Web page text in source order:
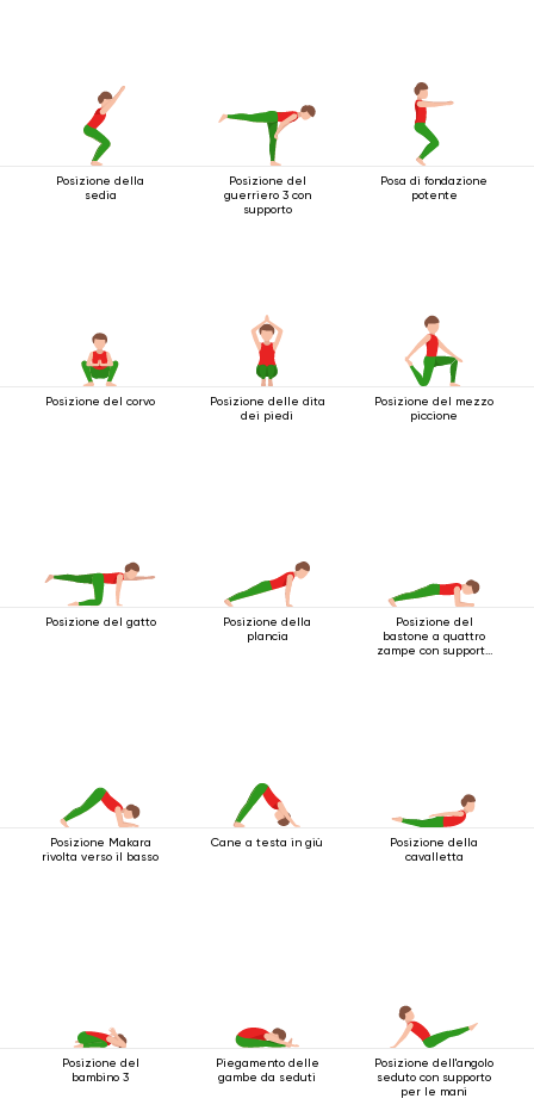
Posizione della
sedia
Posizione del
guerriero 3 con
supporto
Posa di fondazione
potente
Posizione del corvo
Posizione delle dita
dei piedi
Posizione del mezzo
piccione
Posizione del gatto
Posizione della
plancia
Posizione del
bastone a quattro
zampe con supporto
Posizione Makara
rivolta verso il basso
Cane a testa in giù
Posizione della
cavalletta
Posizione del
bambino 3
Piegamento delle
gambe da seduti
Posizione dell'angolo
seduto con supporto
per le mani